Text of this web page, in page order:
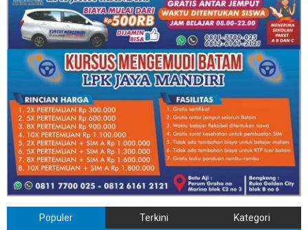
Populer Terkini Kategori